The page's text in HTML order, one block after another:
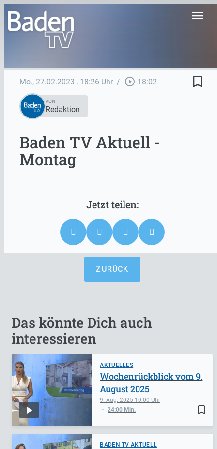
menu
Mo., 27.02.2023 , 18:26 Uhr / play_circle_outline 18:02 bookmark_border
VON
Redaktion
Baden TV Aktuell -
Montag
ZURÜCK
Das könnte Dich auch
interessieren
AKTUELLES
bookmark_border
9. Aug. 2025 10:00
24:00 Min.
Wochenrückblick vom 9.
August 2025
BADEN TV AKTUELL